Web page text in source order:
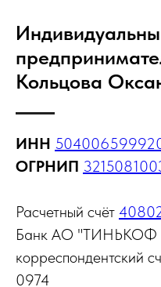
Кольцова
ИНН
ОГРНИП
Расчетный счёт
Банк АО "ТИНЬКОФ
корреспондентский
0974